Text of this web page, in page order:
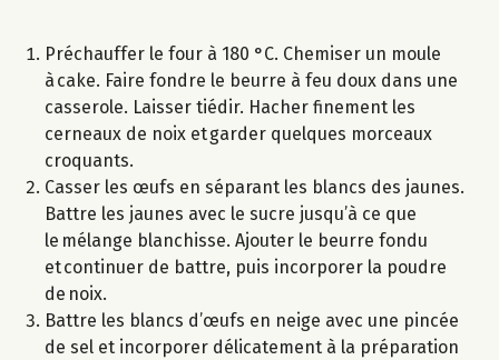
Préchauffer le four à 180 °C. Chemiser un moule
à cake. Faire fondre le beurre à feu doux dans une
casserole. Laisser tiédir. Hacher finement les
cerneaux de noix et garder quelques morceaux
croquants.
Casser les œufs en séparant les blancs des jaunes.
Battre les jaunes avec le sucre jusqu’à ce que
le mélange blanchisse. Ajouter le beurre fondu
et continuer de battre, puis incorporer la poudre
de noix.
Battre les blancs d’œufs en neige avec une pincée
de sel et incorporer délicatement à la préparation